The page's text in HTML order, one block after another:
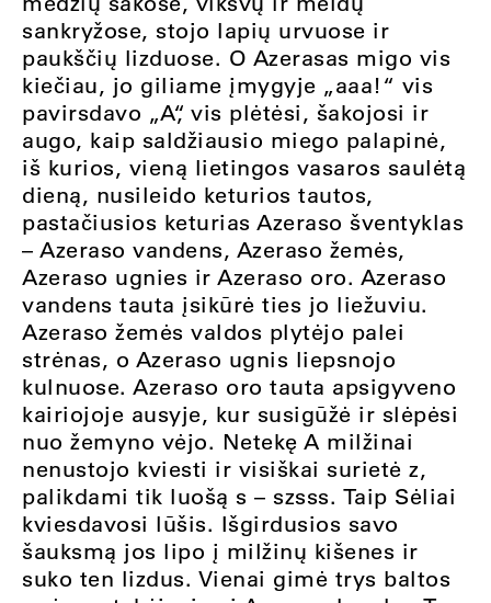
sankryžose, stojo lapių urvuose ir
paukščių lizduose. O Azerasas migo vis
kiečiau, jo giliame įmygyje „aaa!“ vis
pavirsdavo „A“, vis plėtėsi, šakojosi ir
augo, kaip saldžiausio miego palapinė,
iš kurios, vieną lietingos vasaros saulėtą
dieną, nusileido keturios tautos,
pastačiusios keturias Azeraso šventyklas
– Azeraso vandens, Azeraso žemės,
Azeraso ugnies ir Azeraso oro. Azeraso
vandens tauta įsikūrė ties jo liežuviu.
Azeraso žemės valdos plytėjo palei
strėnas, o Azeraso ugnis liepsnojo
kulnuose. Azeraso oro tauta apsigyveno
kairiojoje ausyje, kur susigūžė ir slėpėsi
nuo žemyno vėjo. Netekę A milžinai
nenustojo kviesti ir visiškai surietė z,
palikdami tik luošą s – szsss. Taip Sėliai
kviesdavosi lūšis. Išgirdusios savo
šauksmą jos lipo į milžinų kišenes ir
suko ten lizdus. Vienai gimė trys baltos